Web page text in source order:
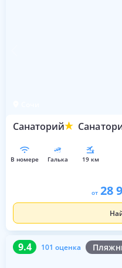
Санаторий
в номере галька 19 км
от 28
9.4 101 оценка
9.4 101 оценка